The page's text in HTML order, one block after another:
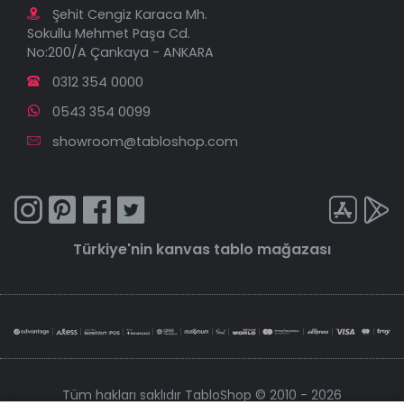
Şehit Cengiz Karaca Mh.
Sokullu Mehmet Paşa Cd.
No:200/A Çankaya - ANKARA
0312 354 0000
0543 354 0099
showroom@tabloshop.com
Türkiye'nin kanvas tablo mağazası
Tüm hakları saklıdır TabloShop © 2010 - 2026